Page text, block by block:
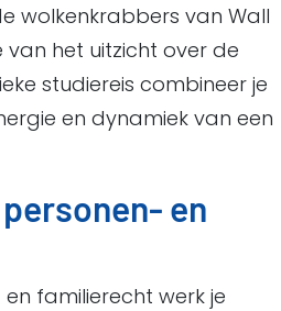
wolkenkrabbers van Wall
het uitzicht over de
studiereis combineer je
en dynamiek van een
en
familierecht werk je